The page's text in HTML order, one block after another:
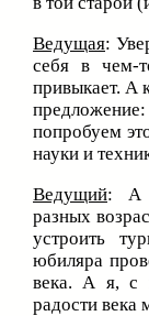
Ведущая:
себя в чем-
привыкает. А
попробуем
науки и
Ведущий: А
разных
устроить
юбиляра
века. А я, с
радости века